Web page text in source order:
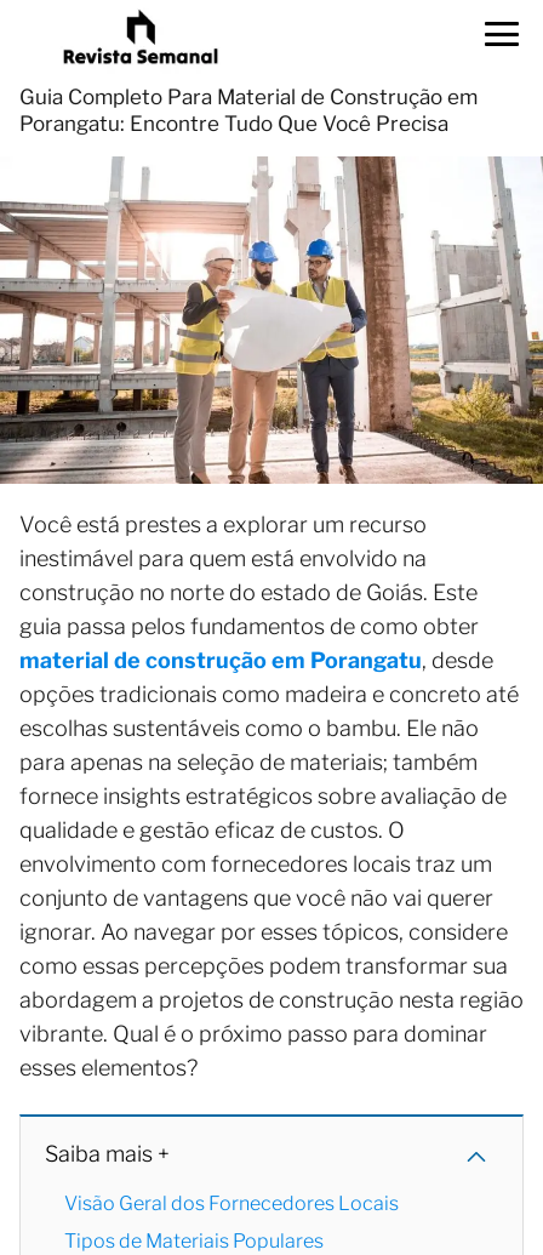
Guia Completo Para Material de Construção em
Porangatu: Encontre Tudo Que Você Precisa
Você está prestes a explorar um recurso
inestimável para quem está envolvido na
construção no norte do estado de Goiás. Este
guia passa pelos fundamentos de como obter
material de construção em Porangatu, desde
opções tradicionais como madeira e concreto até
escolhas sustentáveis como o bambu. Ele não
para apenas na seleção de materiais; também
fornece insights estratégicos sobre avaliação de
qualidade e gestão eficaz de custos. O
envolvimento com fornecedores locais traz um
conjunto de vantagens que você não vai querer
ignorar. Ao navegar por esses tópicos, considere
como essas percepções podem transformar sua
abordagem a projetos de construção nesta região
vibrante. Qual é o próximo passo para dominar
esses elementos?
Saiba mais +
Visão Geral dos Fornecedores Locais
Tipos de Materiais Populares